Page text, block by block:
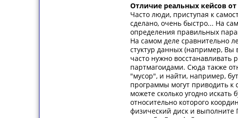
Отличие реальных кейсов
Часто люди, приступая к
сделано, очень быстро... На
определения правильных
На самом деле сравнительно
стуктур данных (например, Вы
часто нужно
партмагоидами. Сюда также
"мусор", и найти, например,
программы могут приводить к
можете сколько угодно
относительно которого
физический диск и выполните